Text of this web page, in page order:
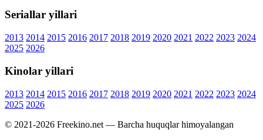
Seriallar yillari
2013 2014 2015 2016 2017 2018 2019 2020 2021 2022 2023 2024
2025 2026
Kinolar yillari
2013 2014 2015 2016 2017 2018 2019 2020 2021 2022 2023 2024
2025 2026
© 2021-2026 Freekino.net — Barcha huquqlar himoyalangan